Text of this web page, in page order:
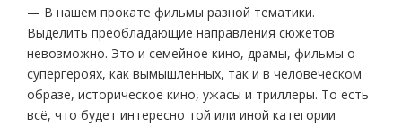
— В нашем прокате фильмы разной тематики.
Выделить преобладающие направления сюжетов
невозможно. Это и семейное кино, драмы, фильмы о
супергероях, как вымышленных, так и в человеческом
образе, историческое кино, ужасы и триллеры. То есть
всё, что будет интересно той или иной категории